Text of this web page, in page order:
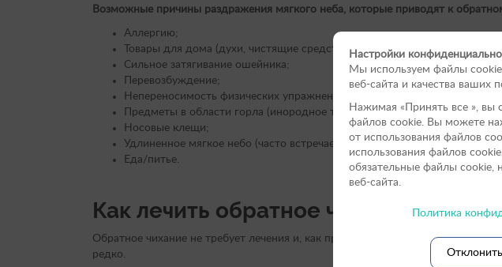
Возможные причины раздражения мягкого неба, которые приводят к
Аллергию;
Товары для дома (духи, чистящие средства, освежители воздуха);
Сильное затягивание ошейника;
Перевозбуждение;
Непереносимость физических упражнений;
Предметы в области горла (инородное тело или новообразование);
Носовые клещи;
Удлиненное мягкое небо (часто встречается у брахицефальных пород
Еда/питье.
Как лечить обратное чихание?
Обратное чихание не требует лечения и, как правило, является довольно
редко.
Настройки
Мы используем файлы
веб-сайта и качества ваших
Нажимая «Принять вce », вы
файлов cookie. Вы можете
от использования файлов
использования файлов
обязательные файлы cookie,
веб-сайта.
Политика
Отклонить